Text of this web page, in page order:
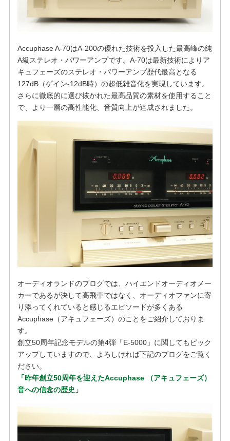
Accuphase A-70はA-200の優れた技術を投入した最高峰の純
A級ステレオ・パワーアンプです。A-70は最新技術によりア
キュフェーズのステレオ・パワーアンプ歴代最高となる
127dB（ゲイン-12dB時）の超低雑音化を実現しています。
さらに徹底的に選び抜かれた最高品質の素材を使用すること
で、より一層の高性能化、音質向上が達成されました。
オーディオランドのブログでは、ハイエンドオーディオメー
カーであるが決して高飛車ではなく、オーディオファンに寄
り添ってくれていると感じるエピソードが多くある
Accuphase（アキュフェーズ）のことをご紹介しておりま
す。
創立50周年記念モデルの第4弾「E-5000」に関してもピック
アップしていますので、よろしければ下記のブログをご覧く
ださい。
「昨年創立50周年を迎えたAccuphase （アキュフェーズ）
音への信念の歴史」